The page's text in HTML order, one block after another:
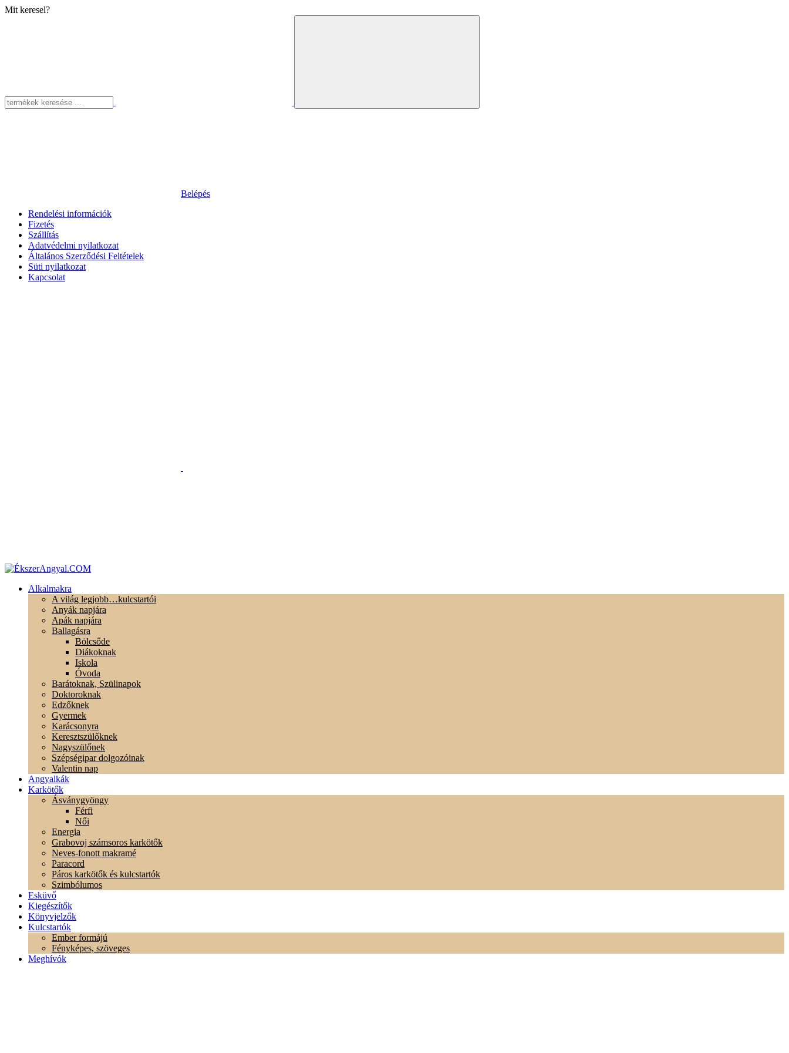
Mit keresel?
Belépés
Rendelési információk
Fizetés
Szállítás
Adatvédelmi nyilatkozat
Általános Szerződési Feltételek
Süti nyilatkozat
Kapcsolat
Alkalmakra
A világ legjobb…kulcstartói
Anyák napjára
Apák napjára
Ballagásra
Bölcsőde
Diákoknak
Iskola
Óvoda
Barátoknak, Szülinapok
Doktoroknak
Edzőknek
Gyermek
Karácsonyra
Keresztszülőknek
Nagyszülőnek
Szépségipar dolgozóinak
Valentin nap
Angyalkák
Karkötők
Ásványgyöngy
Férfi
Női
Energia
Grabovoj számsoros karkötők
Neves-fonott makramé
Paracord
Páros karkötők és kulcstartók
Szimbólumos
Esküvő
Kiegészítők
Könyvjelzők
Kulcstartók
Ember formájú
Fényképes, szöveges
Meghívók